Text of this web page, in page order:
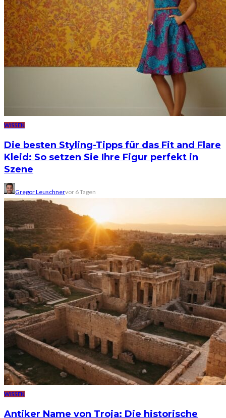
WISSEN
Die besten Styling-Tipps für das Fit and Flare
Kleid: So setzen Sie Ihre Figur perfekt in
Szene
Gregor Leuschnervor 6 Tagen
WISSEN
Antiker Name von Troja: Die historische